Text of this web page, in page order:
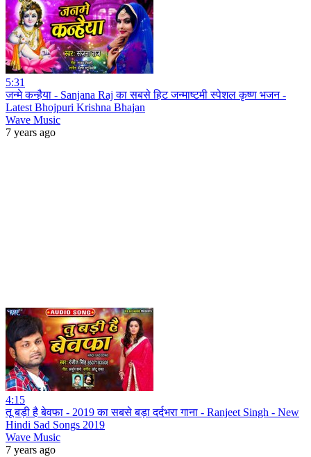
5:31
जन्मे कन्हैया - Sanjana Raj का सबसे हिट जन्माष्टमी स्पेशल कृष्ण भजन -
Latest Bhojpuri Krishna Bhajan
Wave Music
7 years ago
4:15
तू बड़ी है बेवफा - 2019 का सबसे बड़ा दर्दभरा गाना - Ranjeet Singh - New
Hindi Sad Songs 2019
Wave Music
7 years ago